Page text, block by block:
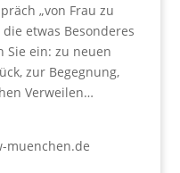
„von Frau zu
etwas Besonderes
Sie ein: zu neuen
zur Begegnung,
Verweilen…
muenchen.de